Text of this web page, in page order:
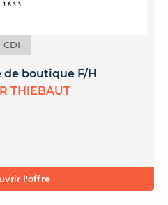
CDI
de boutique F/H
THIEBAUT
l'offre